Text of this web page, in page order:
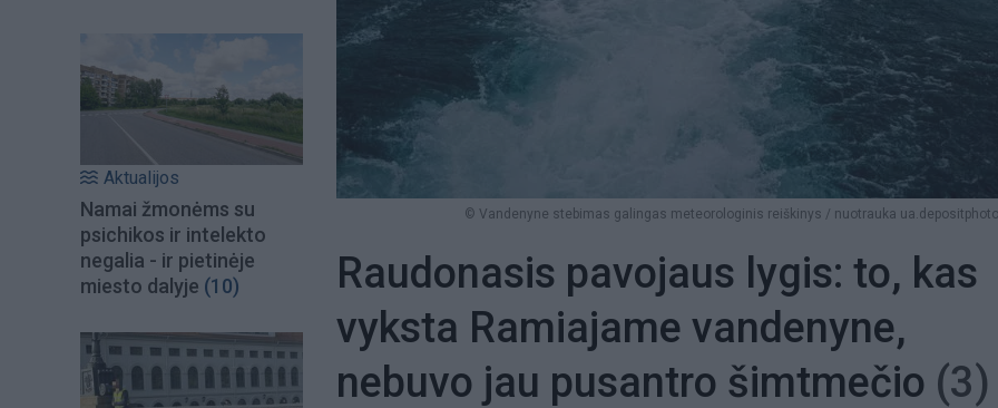
Aktualijos
Namai žmonėms su
psichikos ir intelekto
negalia - ir pietinėje
miesto dalyje (10)
© Vandenyne stebimas galingas meteorologinis reiškinys / nuotrauka
Raudonasis pavojaus lygis: to, kas
vyksta Ramiajame vandenyne,
nebuvo jau pusantro šimtmečio (3)